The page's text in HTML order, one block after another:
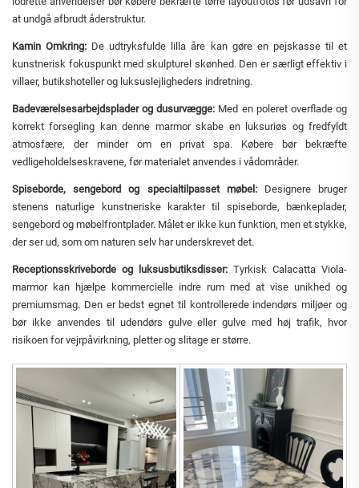
at undgå afbrudt åderstruktur.
Kamin Omkring: De udtryksfulde lilla åre kan gøre en pejskasse til et
kunstnerisk fokuspunkt med skulpturel skønhed. Den er særligt effektiv i
villaer, butikshoteller og luksuslejligheders indretning.
Badeværelsesarbejdsplader og dusurvægge: Med en poleret overflade og
korrekt forsegling kan denne marmor skabe en luksuriøs og fredfyldt
atmosfære, der minder om en privat spa. Købere bør bekræfte
vedligeholdelseskravene, før materialet anvendes i vådområder.
Spiseborde, sengebord og specialtilpasset møbel: Designere bruger
stenens naturlige kunstneriske karakter til spiseborde, bænkeplader,
sengebord og møbelfrontplader. Målet er ikke kun funktion, men et stykke,
der ser ud, som om naturen selv har underskrevet det.
Receptionsskriveborde og luksusbutiksdisser: Tyrkisk Calacatta Viola-
marmor kan hjælpe kommercielle indre rum med at vise unikhed og
premiumsmag. Den er bedst egnet til kontrollerede indendørs miljøer og
bør ikke anvendes til udendørs gulve eller gulve med høj trafik, hvor
risikoen for vejrpåvirkning, pletter og slitage er større.